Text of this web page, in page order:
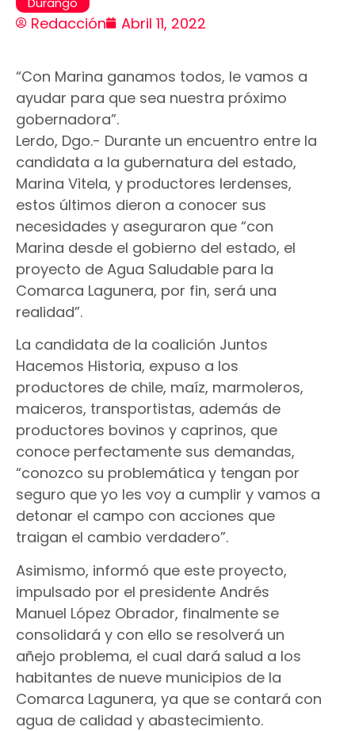
Redacción Abril 11, 2022
“Con Marina ganamos todos, le vamos a
ayudar para que sea nuestra próximo
gobernadora”.
Lerdo, Dgo.- Durante un encuentro entre la
candidata a la gubernatura del estado,
Marina Vitela, y productores lerdenses,
estos últimos dieron a conocer sus
necesidades y aseguraron que “con
Marina desde el gobierno del estado, el
proyecto de Agua Saludable para la
Comarca Lagunera, por fin, será una
realidad”.
La candidata de la coalición Juntos
Hacemos Historia, expuso a los
productores de chile, maíz, marmoleros,
maiceros, transportistas, además de
productores bovinos y caprinos, que
conoce perfectamente sus demandas,
“conozco su problemática y tengan por
seguro que yo les voy a cumplir y vamos a
detonar el campo con acciones que
traigan el cambio verdadero”.
Asimismo, informó que este proyecto,
impulsado por el presidente Andrés
Manuel López Obrador, finalmente se
consolidará y con ello se resolverá un
añejo problema, el cual dará salud a los
habitantes de nueve municipios de la
Comarca Lagunera, ya que se contará con
agua de calidad y abastecimiento.